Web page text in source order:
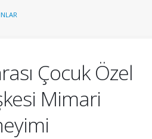
Çocuk Özel
Mimari